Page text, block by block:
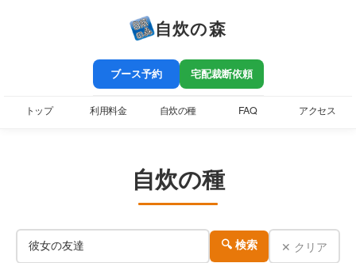
自炊の森
ブース予約 宅配裁断依頼
トップ 利用料金 自炊の種 FAQ アクセス
自炊の種
🔍 検索 ✕ クリア